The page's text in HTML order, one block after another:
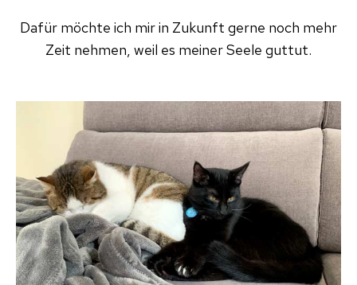
Dafür möchte ich mir in Zukunft gerne noch mehr
Zeit nehmen, weil es meiner Seele guttut.